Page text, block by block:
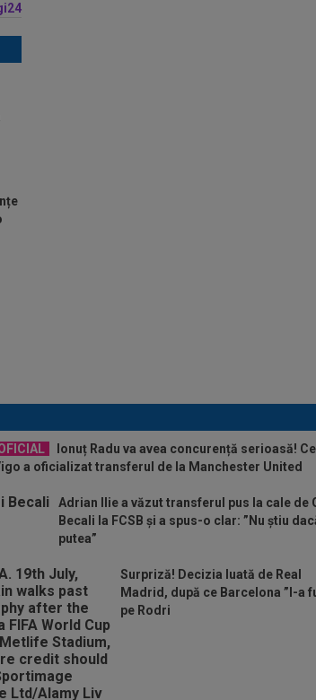
Ionuț Radu va avea concurență serioasă!
a oficializat transferul de la Manchester United
Adrian Ilie a văzut transferul pus la cale de
Becali la FCSB și a spus-o clar: ”Nu știu
putea”
Surpriză! Decizia luată de Real
Madrid, după ce Barcelona ”l-a
pe Rodri